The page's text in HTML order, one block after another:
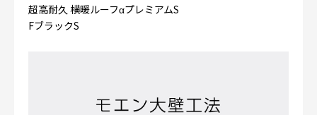
超高耐久 横暖ルーフαプレミアムS
FブラックS